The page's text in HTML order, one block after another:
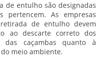
de entulho são designadas
As empresas
de entulhodevem
ao descarte correto dos
das caçambas quanto à
meio ambiente.